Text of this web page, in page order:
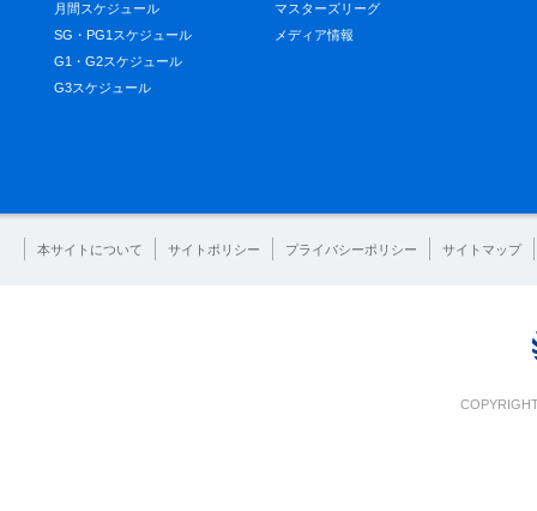
月間スケジュール
SG・PG1スケジュール
G1・G2スケジュール
G3スケジュール
マスターズリーグ
メディア情報
本サイトについて サイトポリシー プライバシーポリシー サイトマップ